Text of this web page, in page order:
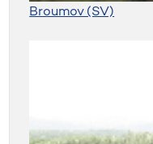
Broumov (SV)